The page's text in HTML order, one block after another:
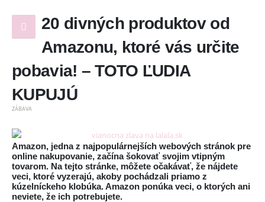
20 divných produktov od
Amazonu, ktoré vás určite
pobavia! – TOTO ĽUDIA
KUPUJÚ
ZÁBAVA
Amazon, jedna z najpopulárnejších webových stránok pre
online nakupovanie, začína šokovať svojim vtipným
tovarom. Na tejto stránke, môžete očakávať, že nájdete
veci, ktoré vyzerajú, akoby pochádzali priamo z
kúzelníckeho klobúka. Amazon ponúka veci, o ktorých ani
neviete, že ich potrebujete.